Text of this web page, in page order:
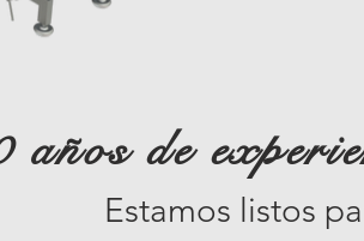
años de
Estamos listos